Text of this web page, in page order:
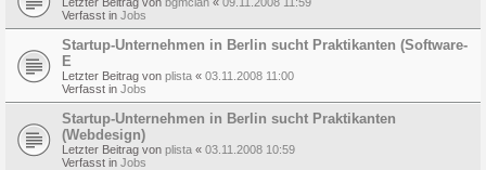
Verfasst in Jobs
Startup-Unternehmen in Berlin sucht Praktikanten (Software-
E
Letzter Beitrag von plista « 03.11.2008 11:00
Verfasst in Jobs
Startup-Unternehmen in Berlin sucht Praktikanten
(Webdesign)
Letzter Beitrag von plista « 03.11.2008 10:59
Verfasst in Jobs